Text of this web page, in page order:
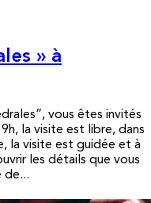
» à
vous êtes invités
la visite est libre, dans
la visite est guidée et à
les détails que vous
de...